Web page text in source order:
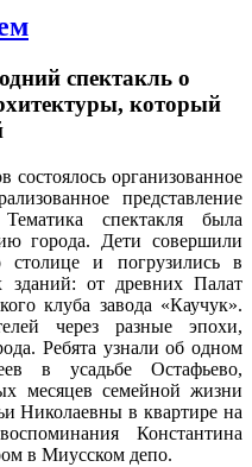
спектакль о
который
состоялось организованное
представление
Тематика спектакля была
города. Дети совершили
столице и погрузились в
зданий: от древних Палат
клуба завода «Каучук».
через разные эпохи,
Ребята узнали об одном
в усадьбе Остафьево,
месяцев семейной жизни
Николаевны в квартире на
Константина
в Миусском депо.